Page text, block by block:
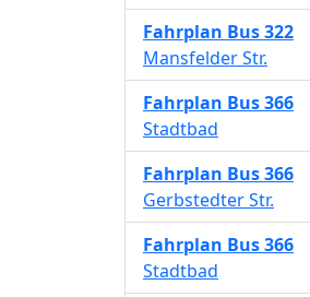
Fahrplan Bus 322
Mansfelder Str.
Fahrplan Bus 366
Stadtbad
Fahrplan Bus 366
Gerbstedter Str.
Fahrplan Bus 366
Stadtbad